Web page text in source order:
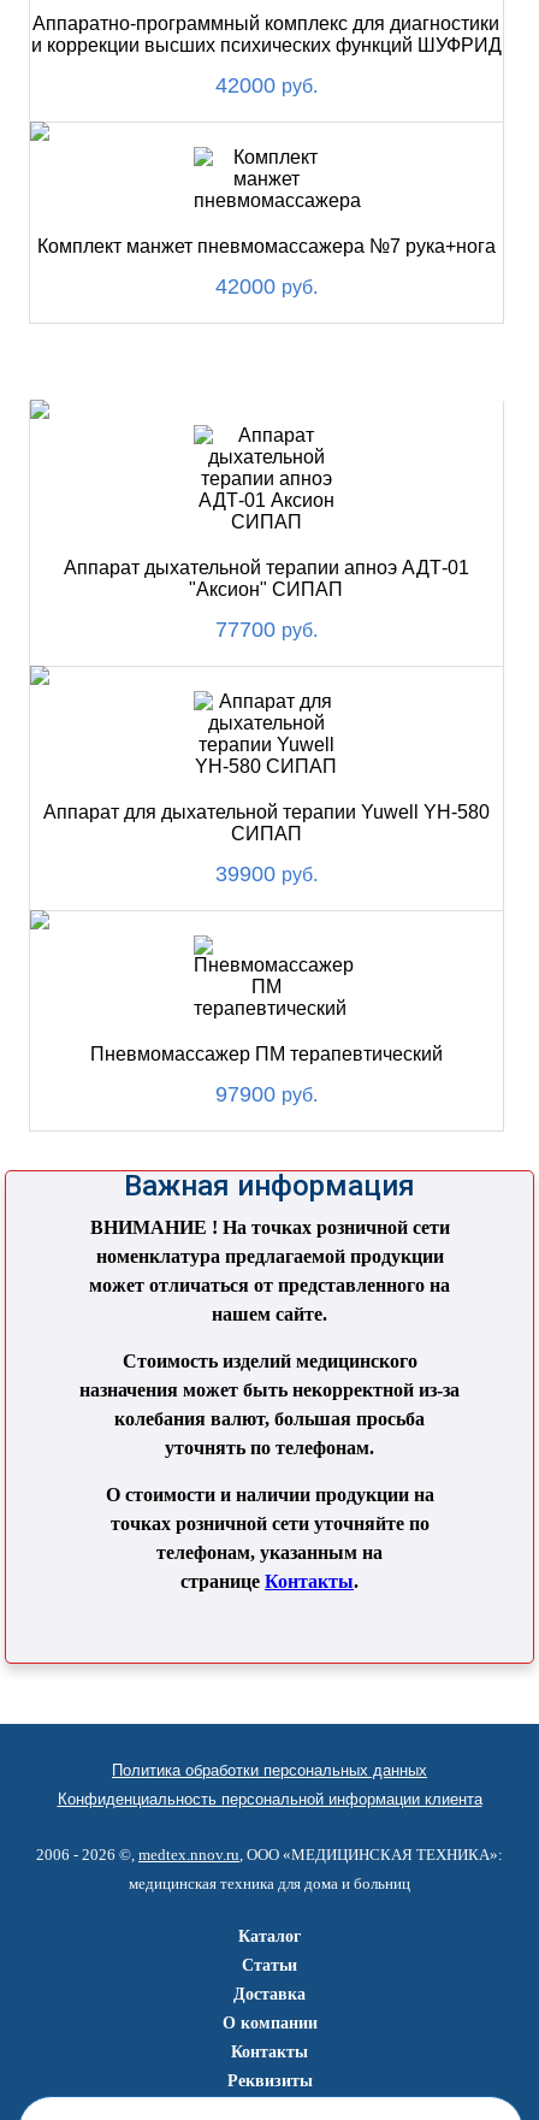
Аппаратно-программный комплекс для диагностики
и коррекции высших психических функций ШУФРИД
42000 руб.
Комплект манжет пневмомассажера №7 рука+нога
42000 руб.
Аппарат дыхательной терапии апноэ АДТ-01
"Аксион" СИПАП
77700 руб.
Аппарат для дыхательной терапии Yuwell YH-580
СИПАП
39900 руб.
Пневмомассажер ПМ терапевтический
97900 руб.
Важная информация
ВНИМАНИЕ ! На точках розничной сети
номенклатура предлагаемой продукции
может отличаться от представленного на
нашем сайте.
Стоимость изделий медицинского
назначения может быть некорректной из-за
колебания валют, большая просьба
уточнять по телефонам.
О стоимости и наличии продукции на
точках розничной сети уточняйте по
телефонам, указанным на
странице Контакты.
Политика обработки персональных данных
Конфиденциальность персональной информации клиента
2006 - 2026 ©, medtex.nnov.ru , ООО «МЕДИЦИНСКАЯ ТЕХНИКА»:
медицинская техника для дома и больниц
Каталог
Статьи
Доставка
О компании
Контакты
Реквизиты